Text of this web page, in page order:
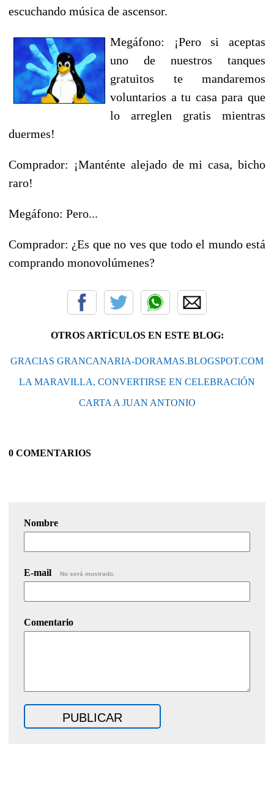
escuchando música de ascensor.
Megáfono: ¡Pero si aceptas
uno de nuestros tanques
gratuitos te mandaremos
voluntarios a tu casa para que
lo arreglen gratis mientras
duermes!
Comprador: ¡Manténte alejado de mi casa, bicho
raro!
Megáfono: Pero...
Comprador: ¿Es que no ves que todo el mundo está
comprando monovolúmenes?
OTROS ARTÍCULOS EN ESTE BLOG:
GRACIAS GRANCANARIA-DORAMAS.BLOGSPOT.COM
LA MARAVILLA, CONVERTIRSE EN CELEBRACIÓN
CARTA A JUAN ANTONIO
0 COMENTARIOS
Nombre
E-mail No será mostrado.
Comentario